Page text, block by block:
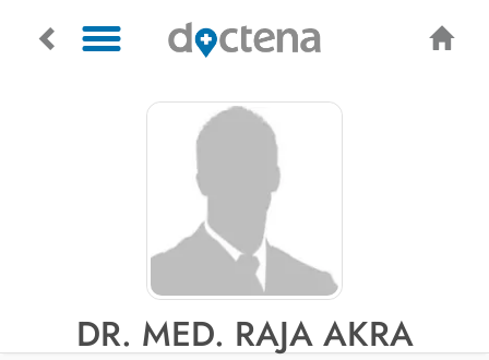
DR. MED. RAJA AKRA